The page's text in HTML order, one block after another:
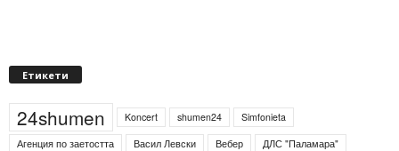
Етикети
24shumen Koncert shumen24
Simfonieta
Агенция по заетостта
Васил Левски Вебер
ДЛС "Паламара"